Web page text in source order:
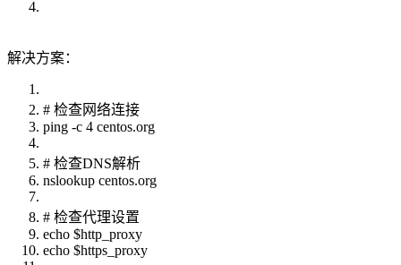
解决方案：
# 检查网络连接
ping -c 4 centos.org
# 检查DNS解析
nslookup centos.org
# 检查代理设置
echo $http_proxy
echo $https_proxy